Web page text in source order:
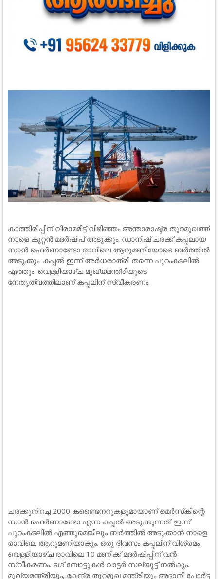
കാത്തിരിപ്പിന് വിരാമമിട്ട് വിഴിഞ്ഞം അന്താരാഷ്ട്ര തുറമുഖത്ത്
നാളെ കൂറ്റൻ മദർഷിപ് അടുക്കും. ഡാനിഷ് ചരക്ക് കപ്പലായ
സാൻ ഫെർണാണ്ടോ രാവിലെ ആറുമണിയോടെ ബർത്തിൽ
അടുക്കും. കപ്പൽ ഇന്ന് അർധരാത്രി തന്നെ പുറംകടലിൽ
എത്തും. വെള്ളിയാഴ്ച മുഖ്യമന്ത്രിയുടെ
നേതൃത്വത്തിലാണ് കപ്പലിന് സ്വീകരണം.
ചരക്കുനിറച്ച 2000 കണ്ടൈനറുകളുമായാണ് മെർസ്‌കിന്റെ
സാൻ ഫെർണാണ്ടോ എന്ന കപ്പൽ അടുക്കുന്നത്. ഇന്ന്
പുറംകടലിൽ എത്തുമെങ്കിലും ബർത്തിൽ അടുക്കാൻ നാളെ
രാവിലെ ആറുമണിയാകും. ഒരു ദിവസം കപ്പലിന് വിശ്രമം.
വെള്ളിയാഴ്ച രാവിലെ 10 മണിക്ക് മദർഷിപ്പിന് വൻ
സ്വീകരണം. ടഗ് ബോട്ടുകൾ വാട്ടർ സല്യൂട്ട് നൽകും.
മുഖ്യമന്ത്രിയും, കേന്ദ്ര തുറമുഖ മന്ത്രിയും അദാനി പോർട്ട്